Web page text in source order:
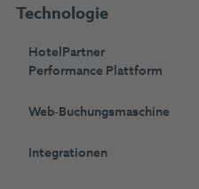
Technologie
HotelPartner
Performance Plattform
Web-Buchungsmaschine
Integrationen